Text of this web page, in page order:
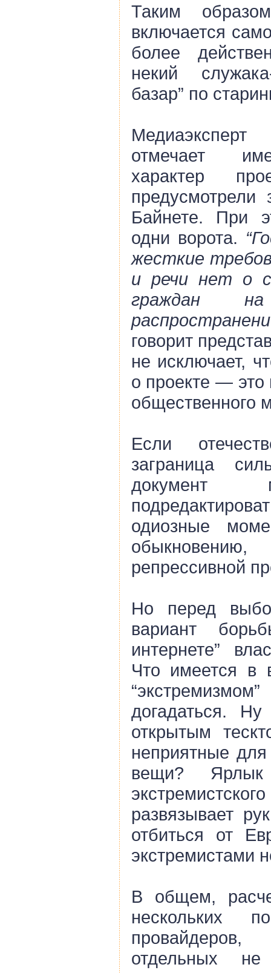
Таким
включается
более
некий
базар” по
отмечает
характер
предусмотрели
Байнете. При
одни ворота.
жесткие
и речи нет о
граждан
говорит
не исключает,
о проекте —
общественного
Если
заграница
документ
одиозные
репрессивной
Но перед
вариант
интернете”
Что имеется в
догадаться.
открытым
неприятные для
вещи?
развязывает
отбиться от
экстремистами
В общем,
нескольких
отдельных